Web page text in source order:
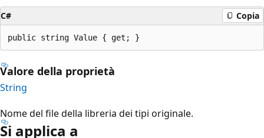
C# Copia
public string Value { get; }
Valore della proprietà
String
Nome del file della libreria dei tipi originale.
Si applica a